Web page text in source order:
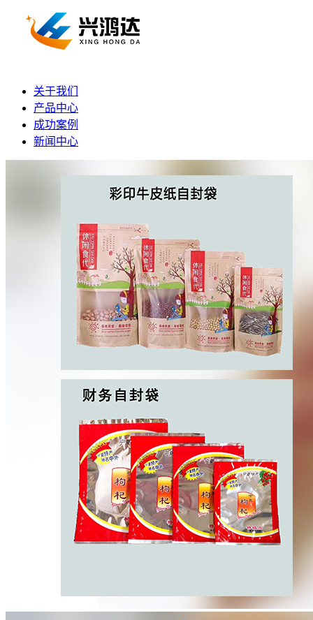
关于我们
产品中心
成功案例
新闻中心